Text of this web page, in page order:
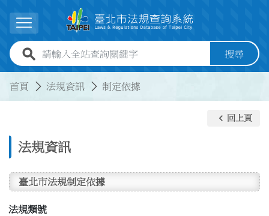
展開選單
全站查詢關鍵字欄位 搜尋
首頁 法規資訊 制定依據
法規資訊
keyboard_arrow_left 回上頁
臺北市法規制定依據
法規類號